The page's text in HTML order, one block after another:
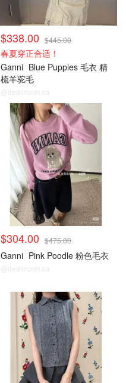
$338.00 $445.00
春夏穿正合适！
Ganni Blue Puppies 毛衣 精
梳羊驼毛
@dealmoon.ca
小编推荐
$304.00 $475.00
Ganni Pink Poodle 粉色毛衣
@dealmoon.ca
毛衣针织衫